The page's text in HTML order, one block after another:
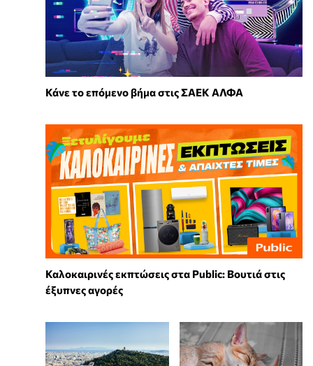
Κάνε το επόμενο βήμα στις ΣΑΕΚ ΑΛΦΑ
Καλοκαιρινές εκπτώσεις στα Public: Βουτιά στις
έξυπνες αγορές